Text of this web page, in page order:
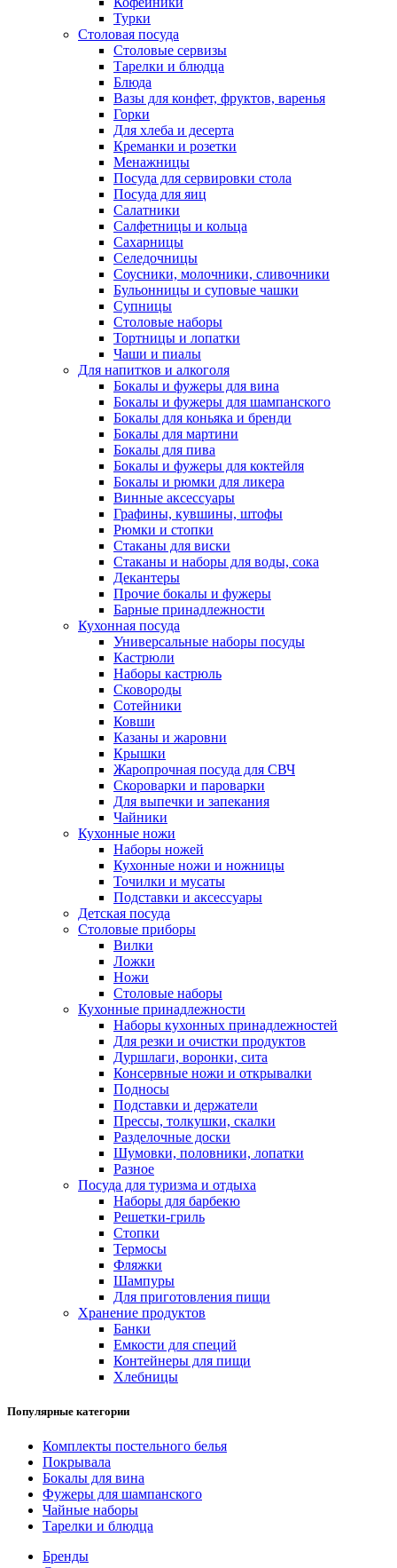
Турки
Столовая посуда
Столовые сервизы
Тарелки и блюдца
Блюда
Вазы для конфет, фруктов, варенья
Горки
Для хлеба и десерта
Креманки и розетки
Менажницы
Посуда для сервировки стола
Посуда для яиц
Салатники
Салфетницы и кольца
Сахарницы
Селедочницы
Соусники, молочники, сливочники
Бульонницы и суповые чашки
Супницы
Столовые наборы
Тортницы и лопатки
Чаши и пиалы
Для напитков и алкоголя
Бокалы и фужеры для вина
Бокалы и фужеры для шампанского
Бокалы для коньяка и бренди
Бокалы для мартини
Бокалы для пива
Бокалы и фужеры для коктейля
Бокалы и рюмки для ликера
Винные аксессуары
Графины, кувшины, штофы
Рюмки и стопки
Стаканы для виски
Стаканы и наборы для воды, сока
Декантеры
Прочие бокалы и фужеры
Барные принадлежности
Кухонная посуда
Универсальные наборы посуды
Кастрюли
Наборы кастрюль
Сковороды
Сотейники
Ковши
Казаны и жаровни
Крышки
Жаропрочная посуда для СВЧ
Скороварки и пароварки
Для выпечки и запекания
Чайники
Кухонные ножи
Наборы ножей
Кухонные ножи и ножницы
Точилки и мусаты
Подставки и аксессуары
Детская посуда
Столовые приборы
Вилки
Ложки
Ножи
Столовые наборы
Кухонные принадлежности
Наборы кухонных принадлежностей
Для резки и очистки продуктов
Дуршлаги, воронки, сита
Консервные ножи и открывалки
Подносы
Подставки и держатели
Прессы, толкушки, скалки
Разделочные доски
Шумовки, половники, лопатки
Разное
Посуда для туризма и отдыха
Наборы для барбекю
Решетки-гриль
Стопки
Термосы
Фляжки
Шампуры
Для приготовления пищи
Хранение продуктов
Банки
Емкости для специй
Контейнеры для пищи
Хлебницы
Популярные категории
Комплекты постельного белья
Покрывала
Бокалы для вина
Фужеры для шампанского
Чайные наборы
Тарелки и блюдца
Бренды